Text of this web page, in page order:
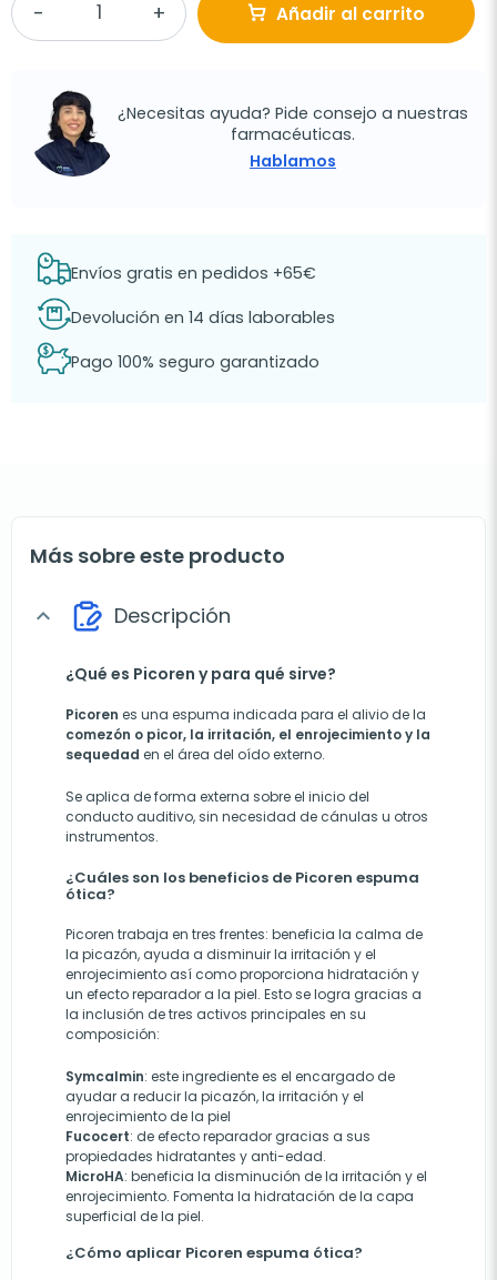
Añadir al carrito
¿Necesitas ayuda? Pide consejo a nuestras
farmacéuticas.
Hablamos
Envíos gratis en pedidos +65€
Devolución en 14 días laborables
Pago 100% seguro garantizado
Más sobre este producto
expand_more Descripción
¿Qué es Picoren y para qué sirve?
Picoren es una espuma indicada para el alivio de la
comezón o picor, la irritación, el enrojecimiento y la
sequedad en el área del oído externo.
Se aplica de forma externa sobre el inicio del
conducto auditivo, sin necesidad de cánulas u otros
instrumentos.
¿Cuáles son los beneficios de Picoren espuma
ótica?
Picoren trabaja en tres frentes: beneficia la calma de
la picazón, ayuda a disminuir la irritación y el
enrojecimiento así como proporciona hidratación y
un efecto reparador a la piel. Esto se logra gracias a
la inclusión de tres activos principales en su
composición:
Symcalmin: este ingrediente es el encargado de
ayudar a reducir la picazón, la irritación y el
enrojecimiento de la piel
Fucocert: de efecto reparador gracias a sus
propiedades hidratantes y anti-edad.
MicroHA: beneficia la disminución de la irritación y el
enrojecimiento. Fomenta la hidratación de la capa
superficial de la piel.
¿Cómo aplicar Picoren espuma ótica?